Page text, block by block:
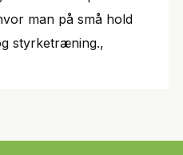
man på små hold
styrketræning.,